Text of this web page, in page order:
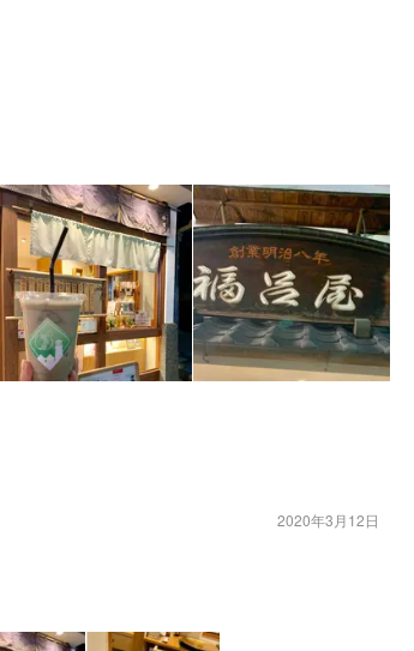
2020年3月12日